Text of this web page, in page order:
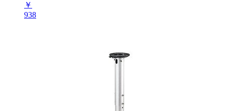
￥
938